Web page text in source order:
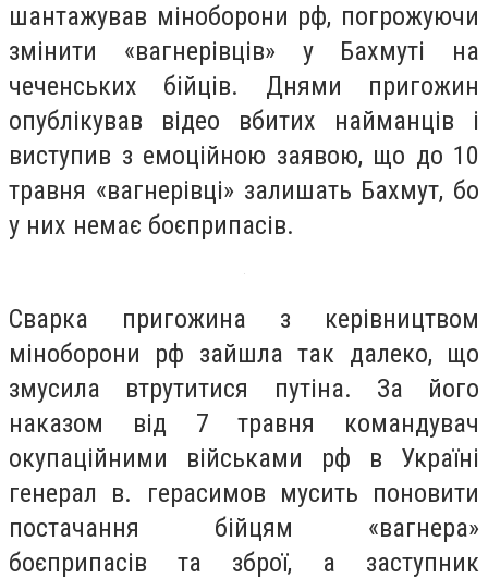
шантажував міноборони рф, погрожуючи
змінити «вагнерівців» у Бахмуті на
чеченських бійців. Днями пригожин
опублікував відео вбитих найманців і
виступив з емоційною заявою, що до 10
травня «вагнерівці» залишать Бахмут, бо
у них немає боєприпасів.
Сварка пригожина з керівництвом
міноборони рф зайшла так далеко, що
змусила втрутитися путіна. За його
наказом від 7 травня командувач
окупаційними військами рф в Україні
генерал в. герасимов мусить поновити
постачання бійцям «вагнера»
боєприпасів та зброї, а заступник